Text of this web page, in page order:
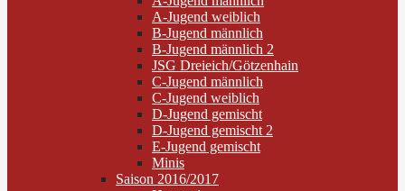
A-Jugend weiblich
B-Jugend männlich
B-Jugend männlich 2
JSG Dreieich/Götzenhain
C-Jugend männlich
C-Jugend weiblich
D-Jugend gemischt
D-Jugend gemischt 2
E-Jugend gemischt
Minis
Saison 2016/2017